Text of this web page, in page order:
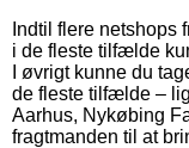
Indtil flere netshops
i de fleste tilfælde
I øvrigt kunne du
de fleste tilfælde –
Aarhus, Nykøbing
fragtmanden til at